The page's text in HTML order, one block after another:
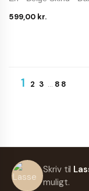
599,00 kr.
1 2 3 … 88
Skriv til
muligt.